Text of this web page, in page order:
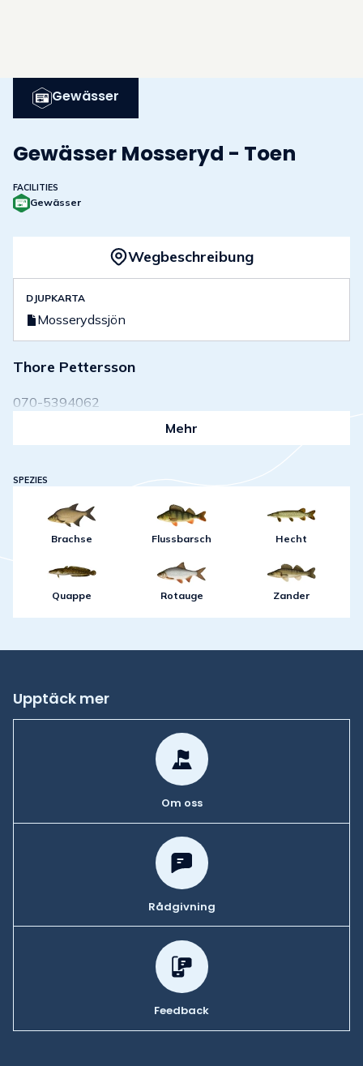
Gewässer
Gewässer Mosseryd - Toen
FACILITIES
Gewässer
Wegbeschreibung
DJUPKARTA
Mosserydssjön
Thore Pettersson
070-5394062
Mehr
SPEZIES
Brachse Flussbarsch Hecht
Quappe Rotauge Zander
Upptäck mer
Om oss
Rådgivning
Feedback